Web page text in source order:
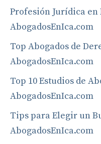
Profesión Jurídica en
AbogadosEnIca.com
Top Abogados de
AbogadosEnIca.com
Top 10 Estudios de
AbogadosEnIca.com
Tips para Elegir un
AbogadosEnIca.com